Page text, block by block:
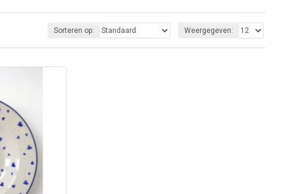
Sorteren op: Weergegeven: